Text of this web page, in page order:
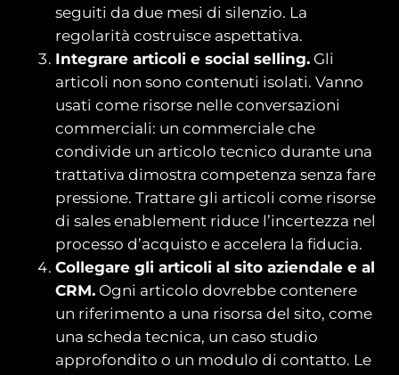
seguiti da due mesi di silenzio. La
regolarità costruisce aspettativa.
Integrare articoli e social selling. Gli
articoli non sono contenuti isolati. Vanno
usati come risorse nelle conversazioni
commerciali: un commerciale che
condivide un articolo tecnico durante una
trattativa dimostra competenza senza fare
pressione. Trattare gli articoli come risorse
di sales enablement riduce l’incertezza nel
processo d’acquisto e accelera la fiducia.
Collegare gli articoli al sito aziendale e al
CRM. Ogni articolo dovrebbe contenere
un riferimento a una risorsa del sito, come
una scheda tecnica, un caso studio
approfondito o un modulo di contatto. Le